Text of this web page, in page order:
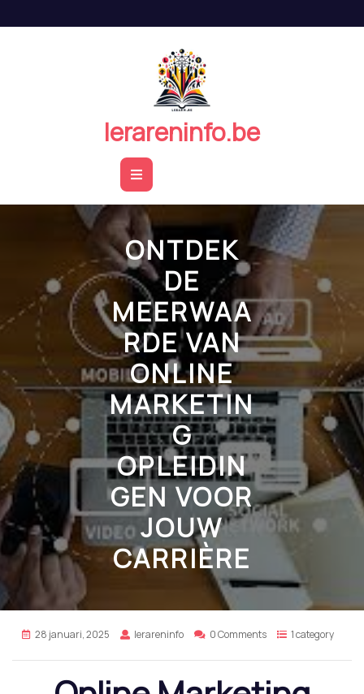
de
lerareninfo.be
Open
Button
ONTDEK
DE
MEERWAA
RDE VAN
ONLINE
MARKETIN
G
OPLEIDIN
GEN VOOR
JOUW
CARRIÈRE
28 januari, 2025 lerareninfo 0 Comments 1 category